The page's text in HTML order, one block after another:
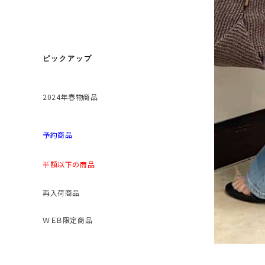
ピックアップ
2024年春物商品
予約商品
半額以下の商品
再入荷商品
ＷＥＢ限定商品